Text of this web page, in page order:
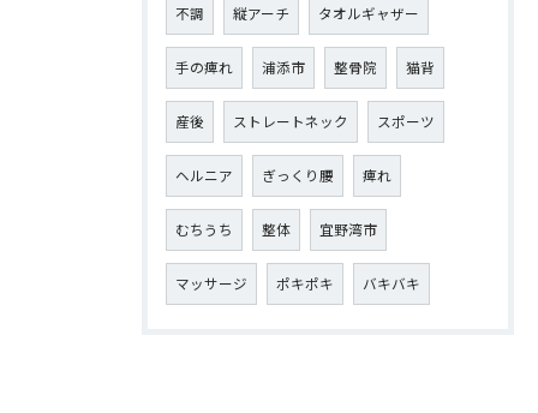
不調 縦アーチ タオルギャザー
手の痺れ 浦添市 整骨院 猫背
産後 ストレートネック スポーツ
ヘルニア ぎっくり腰 痺れ
むちうち 整体 宜野湾市
マッサージ ポキポキ バキバキ